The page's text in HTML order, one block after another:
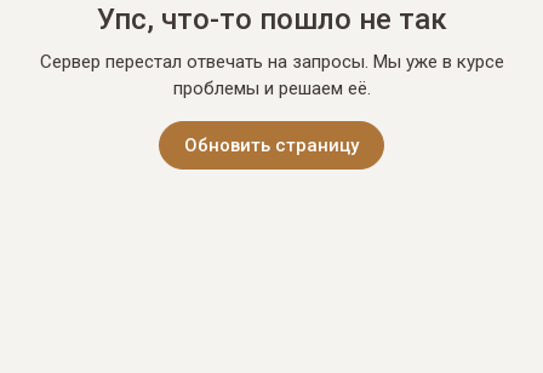
Упс, что-то пошло не так
Сервер перестал отвечать на запросы. Мы уже в курсе
проблемы и решаем её.
Обновить страницу